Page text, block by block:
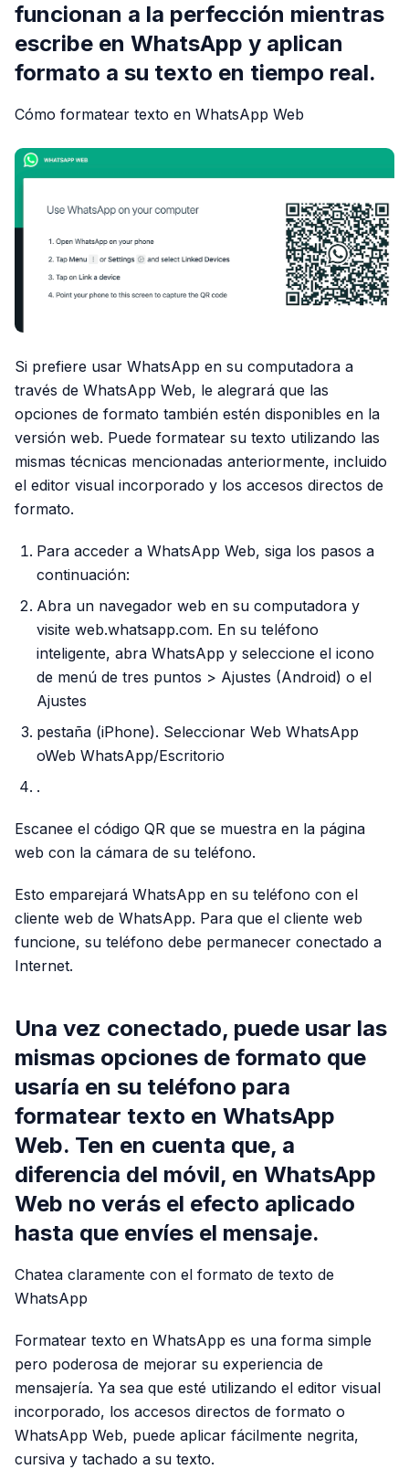
funcionan a la perfección mientras
escribe en WhatsApp y aplican
formato a su texto en tiempo real.
Cómo formatear texto en WhatsApp Web
Si prefiere usar WhatsApp en su computadora a
través de WhatsApp Web, le alegrará que las
opciones de formato también estén disponibles en la
versión web. Puede formatear su texto utilizando las
mismas técnicas mencionadas anteriormente, incluido
el editor visual incorporado y los accesos directos de
formato.
Para acceder a WhatsApp Web, siga los pasos a
continuación:
Abra un navegador web en su computadora y
visite web.whatsapp.com. En su teléfono
inteligente, abra WhatsApp y seleccione el icono
de menú de tres puntos > Ajustes (Android) o el
Ajustes
pestaña (iPhone). Seleccionar Web WhatsApp
oWeb WhatsApp/Escritorio
.
Escanee el código QR que se muestra en la página
web con la cámara de su teléfono.
Esto emparejará WhatsApp en su teléfono con el
cliente web de WhatsApp. Para que el cliente web
funcione, su teléfono debe permanecer conectado a
Internet.
Una vez conectado, puede usar las
mismas opciones de formato que
usaría en su teléfono para
formatear texto en WhatsApp
Web. Ten en cuenta que, a
diferencia del móvil, en WhatsApp
Web no verás el efecto aplicado
hasta que envíes el mensaje.
Chatea claramente con el formato de texto de
WhatsApp
Formatear texto en WhatsApp es una forma simple
pero poderosa de mejorar su experiencia de
mensajería. Ya sea que esté utilizando el editor visual
incorporado, los accesos directos de formato o
WhatsApp Web, puede aplicar fácilmente negrita,
cursiva y tachado a su texto.